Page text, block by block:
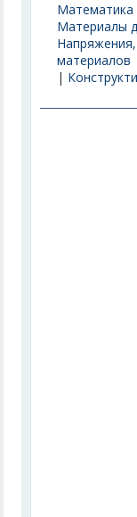
Математика
Материалы
материалов
|